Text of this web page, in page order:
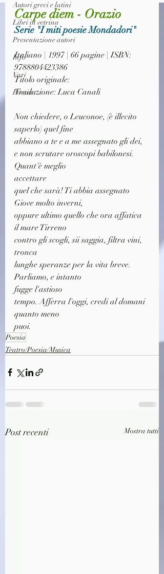
Autori greci e latini
Libri in vetrina
Presentazione autori
Info
Vari
Poesia
Carpe diem - Orazio
Serie "I miti poesie Mondadori"
Italiano | 1997 | 66 pagine | ISBN:
9788804423386
Titolo originale:
Traduzione: Luca Canali
Non chiedere, o Leuconoe, (è illecito
saperlo) quel fine
abbiano a te e a me assegnato gli dei,
e non scrutare oroscopi babilonesi.
Quant'è meglio
accettare
quel che sarà! Ti abbia assegnato
Giove molto inverni,
oppure ultimo quello che ora affatica
il mare Tirreno
contro gli scogli, sii saggia, filtra vini,
tronca
lunghe speranze per la vita breve.
Parliamo, e intanto
fugge l'astioso
tempo. Afferra l'oggi, credi al domani
quanto meno
puoi.
Poesia
Teatro/Poesia/Musica
Post recenti Mostra tutti